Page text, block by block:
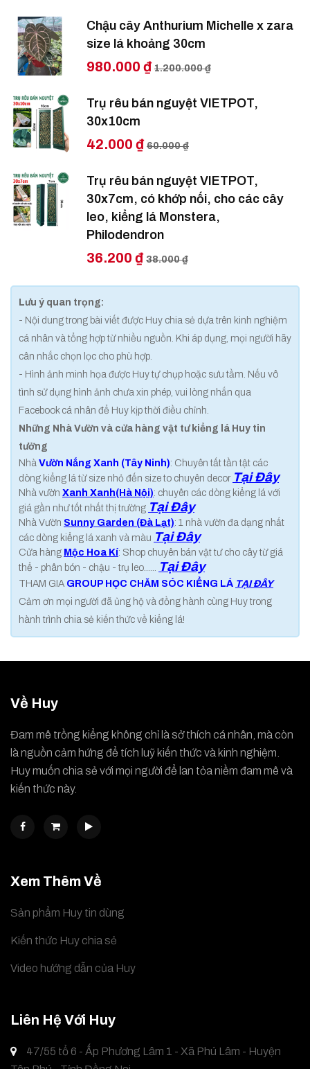
Chậu cây Anthurium Michelle x zara
size lá khoảng 30cm
980.000 ₫ 1.200.000 ₫
Trụ rêu bán nguyệt VIETPOT,
30x10cm
42.000 ₫ 60.000 ₫
Trụ rêu bán nguyệt VIETPOT,
30x7cm, có khớp nối, cho các cây
leo, kiểng lá Monstera,
Philodendron
36.200 ₫ 38.000 ₫
Lưu ý quan trọng:
- Nội dung trong bài viết được Huy chia sẻ dựa trên kinh nghiệm
cá nhân và tổng hợp từ nhiều nguồn. Khi áp dụng, mọi người hãy
cân nhắc chọn lọc cho phù hợp.
- Hình ảnh minh họa được Huy tự chụp hoặc sưu tầm. Nếu vô
tình sử dụng hình ảnh chưa xin phép, vui lòng nhắn qua
Facebook cá nhân để Huy kịp thời điều chỉnh.
Những Nhà Vườn và cửa hàng vật tư kiểng lá Huy tin
tưởng
Nhà Vườn Nắng Xanh (Tây Ninh): Chuyên tất tần tật các
dòng kiểng lá từ size nhỏ đến size to chuyên decor Tại Đây
Nhà vườn Xanh Xanh(Hà Nội): chuyên các dòng kiểng lá với
giá gần như tốt nhất thị trường Tại Đây
Nhà Vườn Sunny Garden (Đà Lạt): 1 nhà vườn đa dạng nhất
các dòng kiểng lá xanh và màu Tại Đây
Cửa hàng Mộc Hoa Kí: Shop chuyên bán vật tư cho cây từ giá
thể - phân bón - chậu - trụ leo...... Tại Đây
THAM GIA GROUP HỌC CHĂM SÓC KIỂNG LÁ TẠI ĐÂY
Cảm ơn mọi người đã ủng hộ và đồng hành cùng Huy trong
hành trình chia sẻ kiến thức về kiểng lá!
Về Huy
Đam mê trồng kiểng không chỉ là sở thích cá nhân, mà còn
là nguồn cảm hứng để tích luỹ kiến thức và kinh nghiệm.
Huy muốn chia sẻ với mọi người để lan tỏa niềm đam mê và
kiến thức này.
Xem Thêm Về
Sản phẩm Huy tin dùng
Kiến thức Huy chia sẻ
Video hướng dẫn của Huy
Liên Hệ Với Huy
47/55 tổ 6 - Ấp Phương Lâm 1 - Xã Phú Lâm - Huyện